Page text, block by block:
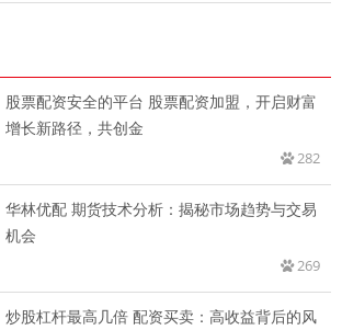
股票配资安全的平台 股票配资加盟，开启财富
增长新路径，共创金
282
华林优配 期货技术分析：揭秘市场趋势与交易
机会
269
炒股杠杆最高几倍 配资买卖：高收益背后的风